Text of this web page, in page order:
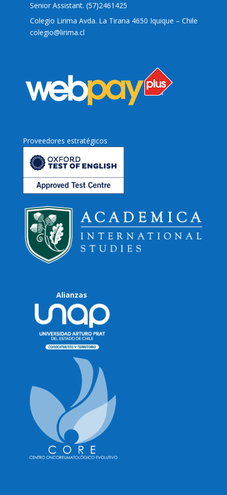
Senior Assistant. (57)2461425
Colegio Lirima Avda. La Tirana 4650 Iquique – Chile
colegio@lirima.cl
Proveedores estratégicos
Alianzas